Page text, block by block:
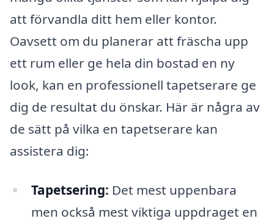
att förvandla ditt hem eller kontor.
Oavsett om du planerar att fräscha upp
ett rum eller ge hela din bostad en ny
look, kan en professionell tapetserare ge
dig de resultat du önskar. Här är några av
de sätt på vilka en tapetserare kan
assistera dig:
Tapetsering: Det mest uppenbara
men också mest viktiga uppdraget en